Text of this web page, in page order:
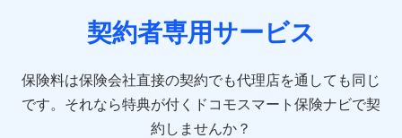
険契約に関する情報。例として、保険契約者及び被保険
者の氏名、住所、生年月日、性別、保険契約者と被保険
報、建物の構造や築年数などの情報、ペットの種類や年
齢などの情報などが含まれます。
【共同して利用する者の範囲】
契約者専用サービス
保険料は保険会社直接の契約でも代理店を通しても同じ
です。 それなら特典が付くドコモスマート保険ナビで契
約しませんか？